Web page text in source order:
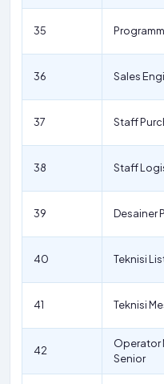
35
36 Sales
37 Staff
38 Staff
39 Desainer
40 Teknisi
41 Teknisi
42
Operator
Senior